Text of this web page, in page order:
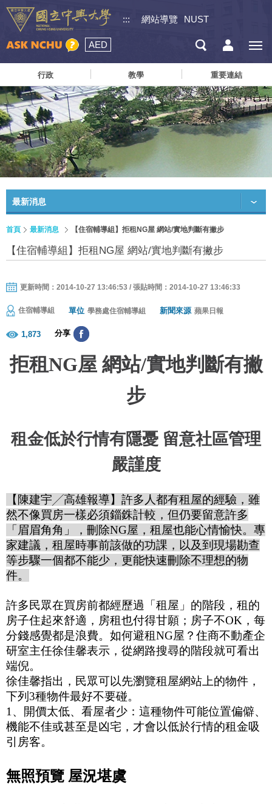
::: 網站導覽 NUST
AED
行政 教學 重要連結
最新消息
首頁 最新消息 【住宿輔導組】拒租NG屋 網站/實地判斷有撇步
【住宿輔導組】拒租NG屋 網站/實地判斷有撇步
更新時間：2014-10-27 13:46:53 / 張貼時間：2014-10-27 13:46:33
住宿輔導組 單位 學務處住宿輔導組 新聞來源 蘋果日報
1,873 分享
拒租NG屋 網站/實地判斷有撇
步
租金低於行情有隱憂 留意社區管理
嚴謹度
【陳建宇 ╱高雄報導】許多人都有租屋的經驗，雖
然不像買房一樣必須錙銖計較，但仍要留意許多
「眉眉角角」，刪除NG屋，租屋也能心情愉快。專
家建議，租屋時事前該做的功課，以及到現場勘查
等步驟一個都不能少，更能快速刪除不理想的物
件。
許多民眾在買房前都經歷過「租屋」的階段，租的
房子住起來舒適，房租也付得甘願；房子不OK ，每
分錢感覺都是浪費。如何避租NG屋？住商不動產企
研室主任徐佳馨表示，從網路搜尋的階段就可看出
端倪。
徐佳馨指出，民眾可以先瀏覽租屋網站上的物件，
下列 3種物件最好不要碰。
1 、開價太低、看屋者少：這種物件可能位置偏僻、
機能不佳或甚至是凶宅，才會以低於行情的租金吸
引房客。
無照預覽 屋況堪虞